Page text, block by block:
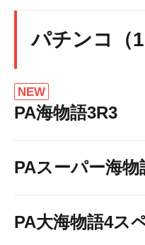
パチンコ（1
NEW
PA海物語3R3
PAスーパー海
PA大海物語4ス